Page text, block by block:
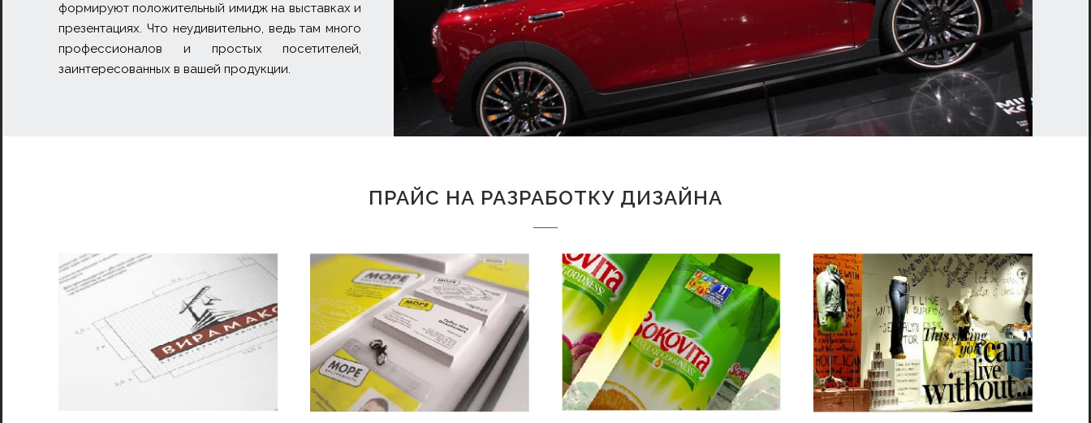
формируют положительный имидж на выставках и
презентациях. Что неудивительно, ведь там много
профессионалов и простых посетителей,
заинтересованных в вашей продукции.
ПРАЙС НА РАЗРАБОТКУ ДИЗАЙНА